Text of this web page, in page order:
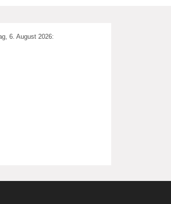
6. August 2026: